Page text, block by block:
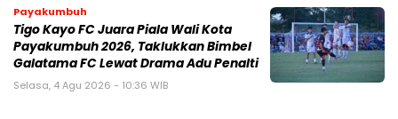
Payakumbuh
Tigo Kayo FC Juara Piala Wali Kota
Payakumbuh 2026, Taklukkan Bimbel
Galatama FC Lewat Drama Adu Penalti
Selasa, 4 Agu 2026 - 10:36 WIB